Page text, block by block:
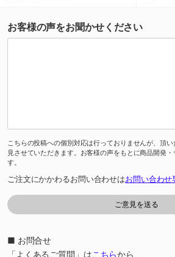
お客様の声をお聞かせください
こちらの投稿への個別対応は行っておりませんが、頂
見させていただきます。お客様の声をもとに商品開発
す。
ご注文にかかわるお問い合わせはお問い合わせ
■ お問合せ
「よくあるご質問」はこちらから